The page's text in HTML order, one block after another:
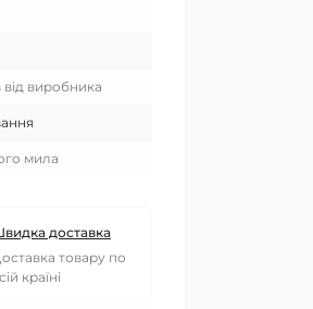
від виробника
мила
доставка
товару по
країні